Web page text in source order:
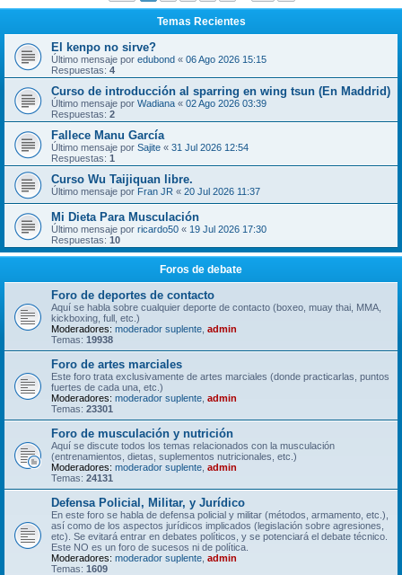
a
r
Temas Recientes
El kenpo no sirve?
Último mensaje por edubond « 06 Ago 2026 15:15
Respuestas: 4
Curso de introducción al sparring en wing tsun (En Maddrid)
Último mensaje por Wadiana « 02 Ago 2026 03:39
Respuestas: 2
Fallece Manu García
Último mensaje por Sajite « 31 Jul 2026 12:54
Respuestas: 1
Curso Wu Taijiquan libre.
Último mensaje por Fran JR « 20 Jul 2026 11:37
Mi Dieta Para Musculación
Último mensaje por ricardo50 « 19 Jul 2026 17:30
Respuestas: 10
Foros de debate
Foro de deportes de contacto
Aquí se habla sobre cualquier deporte de contacto (boxeo, muay thai, MMA,
kickboxing, full, etc.)
Moderadores: moderador suplente admin
Temas: 19938
Foro de artes marciales
Este foro trata exclusivamente de artes marciales (donde practicarlas, puntos
fuertes de cada una, etc.)
Moderadores: moderador suplente admin
Temas: 23301
Foro de musculación y nutrición
Aquí se discute todos los temas relacionados con la musculación
(entrenamientos, dietas, suplementos nutricionales, etc.)
Moderadores: moderador suplente admin
Temas: 24131
Defensa Policial, Militar, y Jurídico
En este foro se habla de defensa policial y militar (métodos, armamento, etc.),
así como de los aspectos jurídicos implicados (legislación sobre agresiones,
etc). Se evitará entrar en debates políticos, y se potenciará el debate técnico.
Este NO es un foro de sucesos ni de política.
Moderadores: moderador suplente admin
Temas: 1609